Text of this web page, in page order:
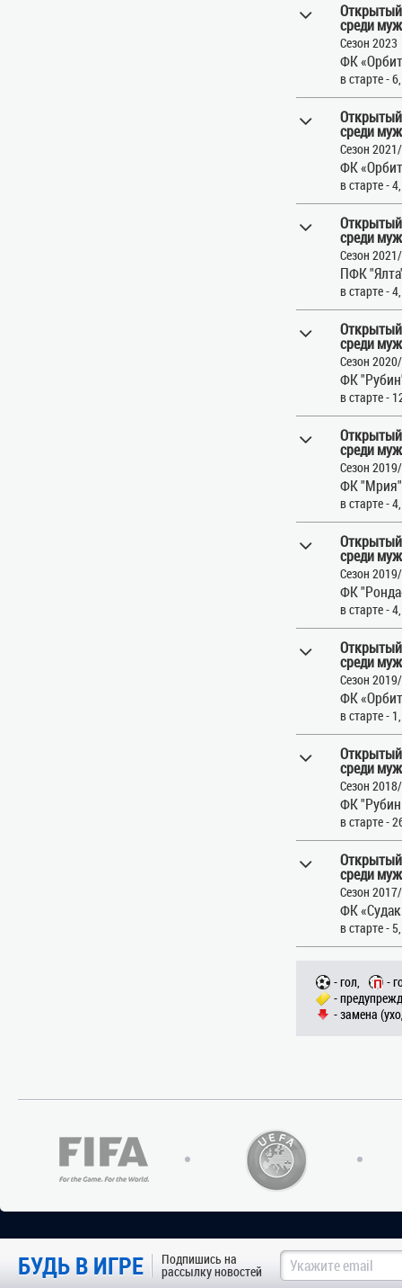
среди
Сезон 2023
ФК
в старте -
среди
Сезон
ФК
в старте -
среди
Сезон
ПФК
в старте -
среди
Сезон
ФК
в старте -
среди
Сезон
ФК "Мрия"
в старте -
среди
Сезон
ФК
в старте -
среди
Сезон
ФК
в старте -
среди
Сезон
ФК "Рубин
в старте -
среди
Сезон
ФК
в старте -
- гол,
-
-
- замена
БУДЬ В ИГРЕ Подпишись на
рассылку новостей